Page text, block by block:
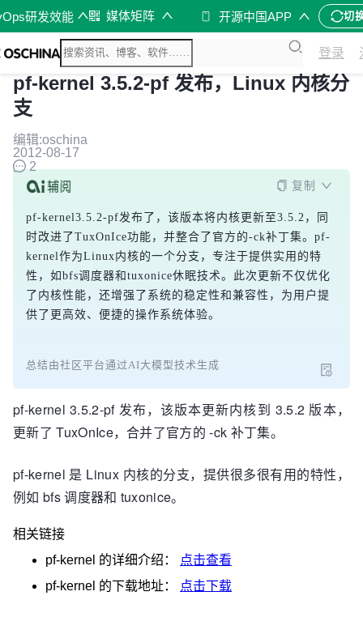
研发效能 媒体矩阵 开源中国APP 切
登录
pf-kernel 3.5.2-pf 发布，Linux 内核分
支
编辑:oschina
2012-08-17
2
复制
pf-kernel3.5.2-pf发布了，该版本将内核更新至3.5.2，同
时改进了TuxOnIce功能，并整合了官方的-ck补丁集。pf-
kernel作为Linux内核的一个分支，专注于提供实用的特
性，如bfs调度器和tuxonice休眠技术。此次更新不仅优化
了内核性能，还增强了系统的稳定性和兼容性，为用户提
供了更高效、便捷的操作系统体验。
总结由社区平台通过AI大模型技术生成
pf-kernel 3.5.2-pf 发布，该版本更新内核到 3.5.2 版本，
更新了 TuxOnIce，合并了官方的 -ck 补丁集。
pf-kernel 是 Linux 内核的分支，提供很多很有用的特性，
例如 bfs 调度器和 tuxonice。
相关链接
pf-kernel 的详细介绍：
点击查看
pf-kernel 的下载地址： 点击下载